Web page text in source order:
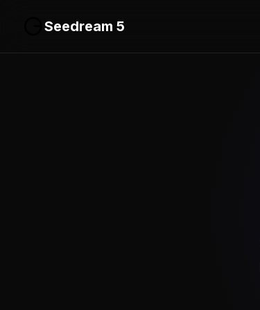
Seedream 5